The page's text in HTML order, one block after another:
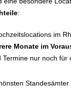
:
im
Monate im
Termine nur noch für